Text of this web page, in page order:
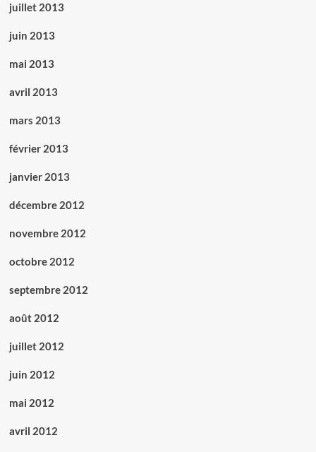
juillet 2013
juin 2013
mai 2013
avril 2013
mars 2013
février 2013
janvier 2013
décembre 2012
novembre 2012
octobre 2012
septembre 2012
août 2012
juillet 2012
juin 2012
mai 2012
avril 2012